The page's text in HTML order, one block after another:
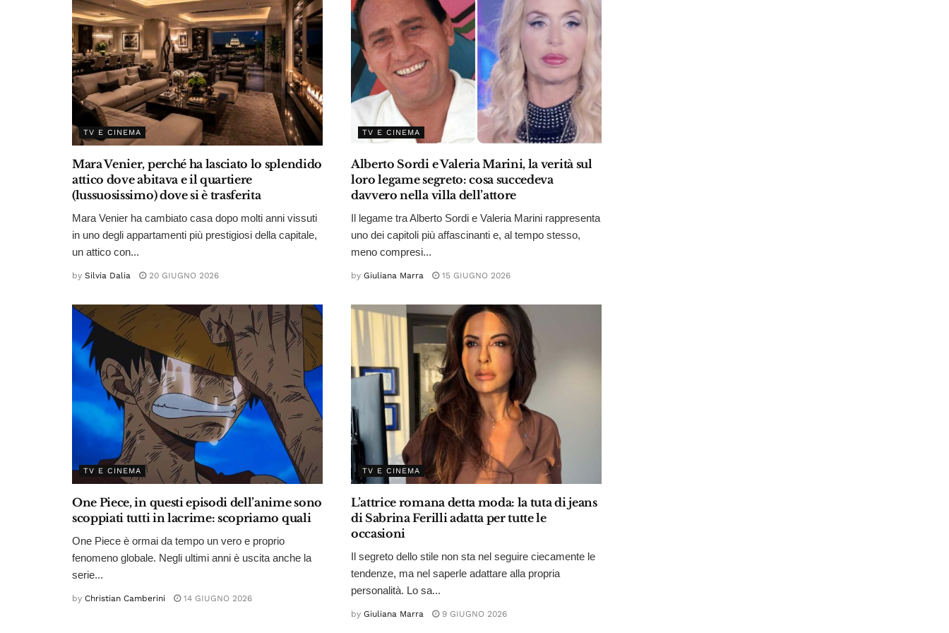
TV E CINEMA
Mara Venier, perché ha lasciato lo splendido
attico dove abitava e il quartiere
(lussuosissimo) dove si è trasferita
Mara Venier ha cambiato casa dopo molti anni vissuti
in uno degli appartamenti più prestigiosi della capitale,
un attico con...
by Silvia Dalia 20 GIUGNO 2026
TV E CINEMA
Alberto Sordi e Valeria Marini, la verità sul
loro legame segreto: cosa succedeva
davvero nella villa dell’attore
Il legame tra Alberto Sordi e Valeria Marini rappresenta
uno dei capitoli più affascinanti e, al tempo stesso,
meno compresi...
by Giuliana Marra 15 GIUGNO 2026
TV E CINEMA
One Piece, in questi episodi dell’anime sono
scoppiati tutti in lacrime: scopriamo quali
One Piece è ormai da tempo un vero e proprio
fenomeno globale. Negli ultimi anni è uscita anche la
serie...
by Christian Camberini 14 GIUGNO 2026
TV E CINEMA
L’attrice romana detta moda: la tuta di jeans
di Sabrina Ferilli adatta per tutte le
occasioni
Il segreto dello stile non sta nel seguire ciecamente le
tendenze, ma nel saperle adattare alla propria
personalità. Lo sa...
by Giuliana Marra 9 GIUGNO 2026